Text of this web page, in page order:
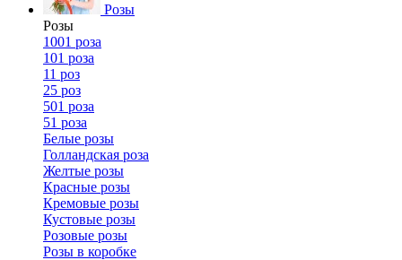
Розы
Розы
1001 роза
101 роза
11 роз
25 роз
501 роза
51 роза
Белые розы
Голландская роза
Желтые розы
Красные розы
Кремовые розы
Кустовые розы
Розовые розы
Розы в коробке